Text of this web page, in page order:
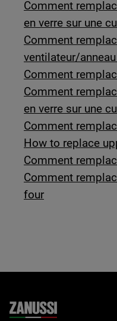
Comment
en verre sur une
Comment
ventilateur/
Comment
Comment
en verre sur une
Comment
How to replace
Comment
Comment
four